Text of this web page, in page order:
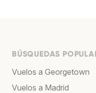
BÚSQUEDAS
Vuelos a Georgetown
Vuelos a Madrid